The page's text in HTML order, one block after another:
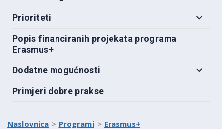
Prioriteti
Popis financiranih projekata programa
Erasmus+
Dodatne mogućnosti
Primjeri dobre prakse
Naslovnica Programi Erasmus+